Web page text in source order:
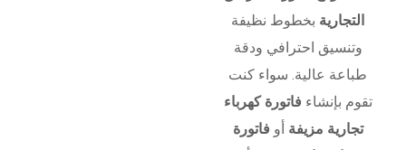
التجارية بخطوط نظيفة
وتنسيق احترافي ودقة
طباعة عالية. سواء كنت
تقوم بإنشاء فاتورة كهرباء
تجارية مزيفة أو فاتورة